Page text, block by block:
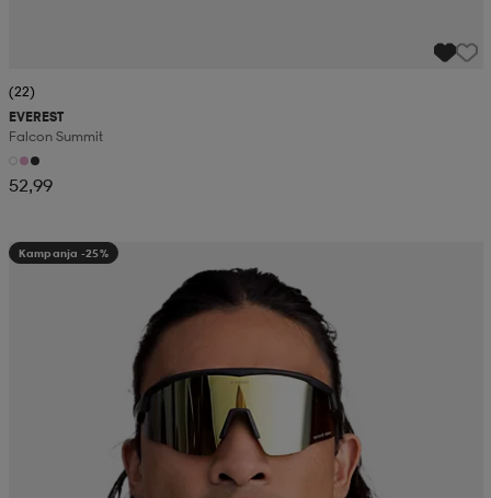
(22)
EVEREST
Falcon Summit
52,99
Kampanja -25%